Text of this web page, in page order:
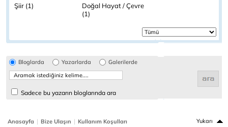
Şiir (1)
Doğal Hayat / Çevre
(1)
Bloglarda Yazarlarda Galerilerde
Sadece bu yazarın bloglarında ara
Anasayfa | Bize Ulaşın | Kullanım Koşulları Yukarı